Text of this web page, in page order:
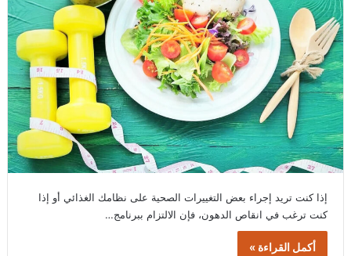
إذا كنت تريد إجراء بعض التغييرات الصحية على نظامك الغذائي أو إذا
كنت ترغب في انقاص الدهون، فإن الالتزام ببرنامج…
أكمل القراءة »